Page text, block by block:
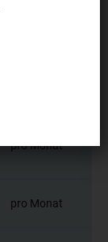
pro Monat
pro Monat